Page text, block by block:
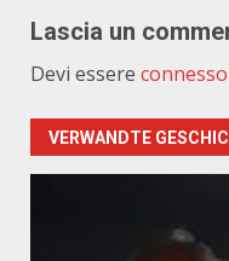
Lascia un
Devi essere connesso
VERWANDTE